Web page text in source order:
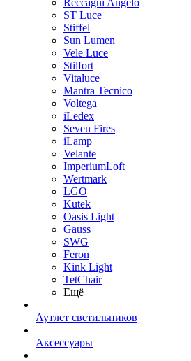
Reccagni Angelo
ST Luce
Stiffel
Sun Lumen
Vele Luce
Stilfort
Vitaluce
Mantra Tecnico
Voltega
iLedex
Seven Fires
iLamp
Velante
ImperiumLoft
Wertmark
LGO
Kutek
Oasis Light
Gauss
SWG
Feron
Kink Light
TetСhair
Ещё
Аутлет светильников
Аксессуары